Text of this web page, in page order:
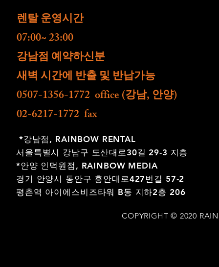
렌탈 운영시간
07:00~ 23:00
​강남점 예약하신분
새벽 시간에 반출 및 반납가능
0507-1356-1772 office (강남, 안양)
02-6217-1772 fax
*강남점, RAINBOW RENTAL
서울특별시 강남구 도산대로30길 29-3 지층
*안양 인덕원점, RAINBOW MEDIA
경기 안양시 동안구 흥안대로427번길 57-2
평촌역 아이에스비즈타워 B동 지하2층 206
COPYRIGHT © 2020